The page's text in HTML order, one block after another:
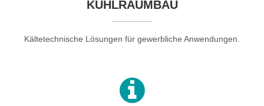
KÜHLRAUMBAU
Kältetechnische Lösungen für gewerbliche Anwendungen.